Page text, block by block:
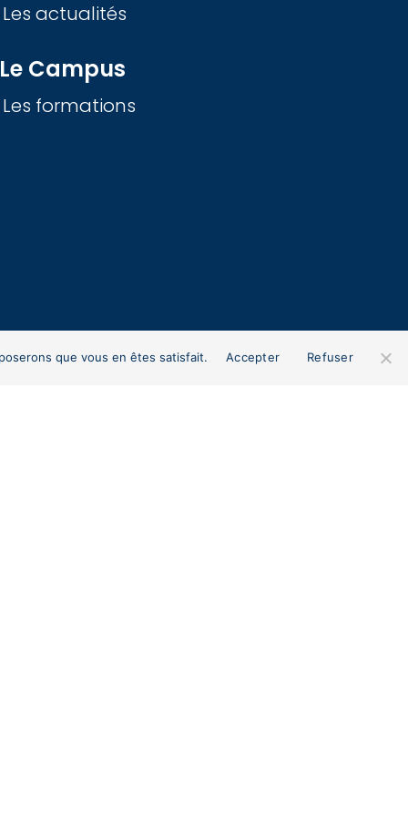
Les actualités
Le Campus
Les formations
que vous en êtes satisfait. Accepter Refuser